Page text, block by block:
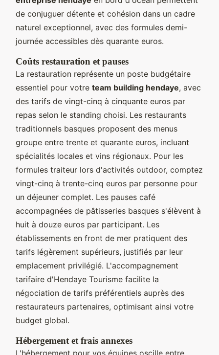
de conjuguer détente et cohésion dans un cadre
naturel exceptionnel, avec des formules demi-
journée accessibles dès quarante euros.
Coûts restauration et pauses
La restauration représente un poste budgétaire
essentiel pour votre team building hendaye, avec
des tarifs de vingt-cinq à cinquante euros par
repas selon le standing choisi. Les restaurants
traditionnels basques proposent des menus
groupe entre trente et quarante euros, incluant
spécialités locales et vins régionaux. Pour les
formules traiteur lors d'activités outdoor, comptez
vingt-cinq à trente-cinq euros par personne pour
un déjeuner complet. Les pauses café
accompagnées de pâtisseries basques s'élèvent à
huit à douze euros par participant. Les
établissements en front de mer pratiquent des
tarifs légèrement supérieurs, justifiés par leur
emplacement privilégié. L'accompagnement
tarifaire d'Hendaye Tourisme facilite la
négociation de tarifs préférentiels auprès des
restaurateurs partenaires, optimisant ainsi votre
budget global.
Hébergement et frais annexes